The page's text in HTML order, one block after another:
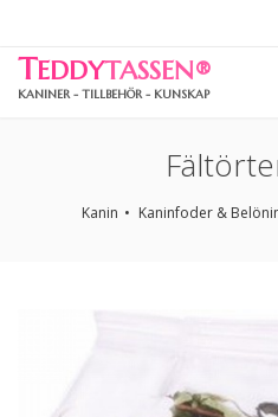
TEDDYTASSEN®
KANINER - TILLBEHÖR - KUNSKAP
Kanin Kaninfoder &